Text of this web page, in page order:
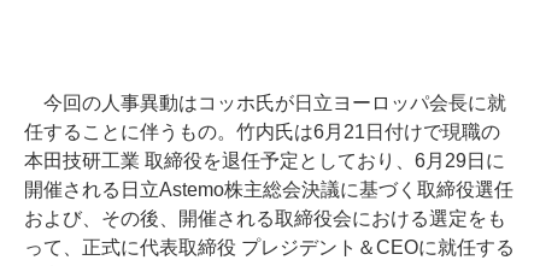
今回の人事異動はコッホ氏が日立ヨーロッパ会長に就
任することに伴うもの。竹内氏は6月21日付けで現職の
本田技研工業 取締役を退任予定としており、6月29日に
開催される日立Astemo株主総会決議に基づく取締役選任
および、その後、開催される取締役会における選定をも
って、正式に代表取締役 プレジデント＆CEOに就任する